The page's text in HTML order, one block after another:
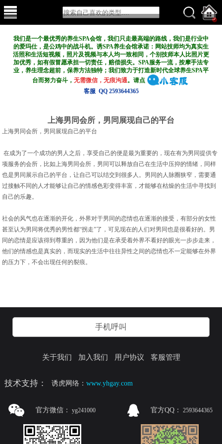
我们是一个最优秀的养生SPA会馆，我们只走最高端的路线，我们是行业中
的爱玛仕，是公鸡中的战斗机。诱SPA养生会馆承诺：网站技师均为真实生
活照和生活短视频，照片及视频与本人均一致相同，个别技师本人比照片更
加优秀，如有假冒愿承担一切责任，赔偿损失。SPA服务一流，按摩手法专
业，养生理念超前，保养方法独特；我们致力于打造新时代全球养生SPA平
台而努力奋斗，无需微信，无痕沟通。请点
客服 QQ 2593644365
上海男同会所，男同展现自己的平台
上海男同会所，男同展现自己的平台
在成为了一个成功的男人之后，享受自己的便是最为重要的，现在有为男同提供专
项服务的会所，比如上海男同会所，男同可以释放自己在生活中压抑的情绪，同样
也是男同展示自己的平台，让自己可以结交到很多人。男同的人脉圈狭窄，需要通
过接触不同的人才能够让自己的情感色彩变得丰富，才能够在枯燥的生活中寻找到
自己的乐趣。
社会的风气也在逐渐的开化，外界对于男同的恋情也在逐渐的接受，有部分的女性
甚至认为男同将优秀的男性都“拐走”了，可见现在的人们对男同也是很看好的。男
同的恋情是应该得到尊重的，因为他们是在承受着外界不看好的眼光一步步走来，
他们的情感也是真实的，而现实的生活中往往异性之间的恋情也不一定能够在外界
的压力下，不会出现任何的裂痕。
手机呼叫
关于我们 加入我们 用户协议 客服管理
技术支持： 诱虎网络：www.yhgay.com
官方微信： yg241000 官方QQ： 2593644365